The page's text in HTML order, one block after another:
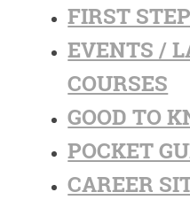
FIRST
EVENTS /
COURSES
GOOD TO
POCKET
CAREER